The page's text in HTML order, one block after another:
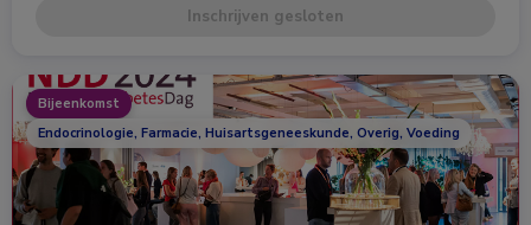
Inschrijven gesloten
Bijeenkomst
Endocrinologie, Farmacie, Huisartsgeneeskunde, Overig, Voeding